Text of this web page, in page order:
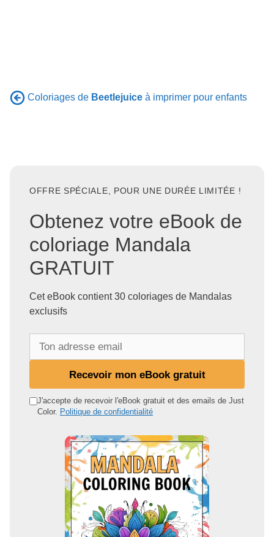
Coloriages de Beetlejuice à imprimer pour enfants
OFFRE SPÉCIALE, POUR UNE DURÉE LIMITÉE !
Obtenez votre eBook de
coloriage Mandala
GRATUIT
Cet eBook contient 30 coloriages de Mandalas
exclusifs
d
Recevoir mon eBook gratuit
J'accepte de recevoir l'eBook gratuit et des emails de Just
Color. Politique de confidentialité